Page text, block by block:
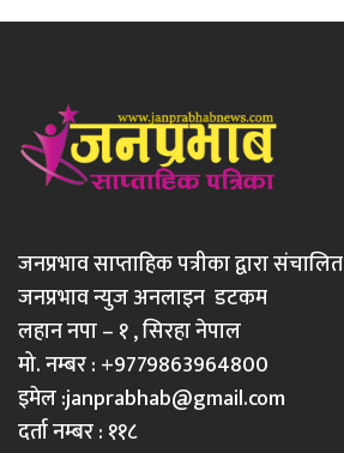
जनप्रभाव साप्ताहिक पत्रीका द्वारा संचालित
जनप्रभाव न्युज अनलाइन डटकम
लहान नपा – १ , सिरहा नेपाल
मो. नम्बर : +9779863964800
इमेल :janprabhab@gmail.com
दर्ता नम्बर : ११८